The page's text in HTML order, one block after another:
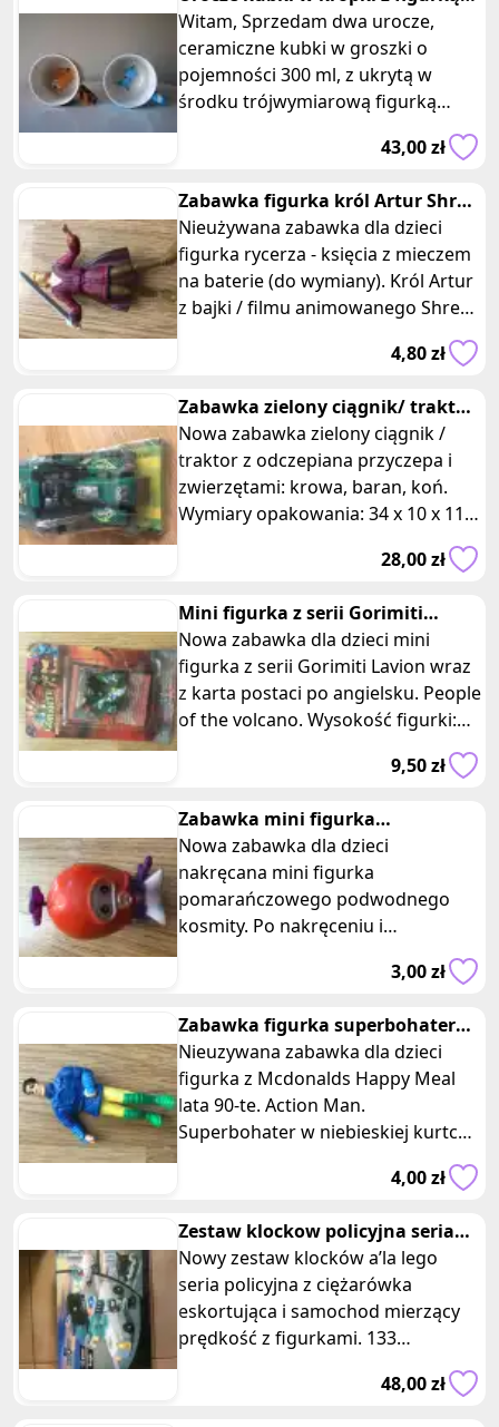
delfina i pieska w środku 3D
Witam, Sprzedam dwa urocze,
ceramiczne kubki w groszki o
pojemności 300 ml, z ukrytą w
środku trójwymiarową figurką
43,00 zł
Zabawka figurka król Artur Shrek
z mieczem Mcdonalds
Nieużywana zabawka dla dzieci
figurka rycerza - księcia z mieczem
na baterie (do wymiany). Król Artur
z bajki / filmu animowanego Shrek
4,80 zł
Zabawka zielony ciągnik/ traktor
z przyczepa i zwierzętami
Nowa zabawka zielony ciągnik /
traktor z odczepiana przyczepa i
zwierzętami: krowa, baran, koń.
Wymiary opakowania: 34 x 10 x 11
28,00 zł
Mini figurka z serii Gorimiti
Lavion z karta postaci po ang
Nowa zabawka dla dzieci mini
figurka z serii Gorimiti Lavion wraz
z karta postaci po angielsku. People
of the volcano. Wysokość figurki:
9,50 zł
Zabawka mini figurka
pomaranczowego kosmity
nakręcana
Nowa zabawka dla dzieci
nakręcana mini figurka
pomarańczowego podwodnego
kosmity. Po nakręceniu i
postawieniu na podłodze figurka
zaczyna się podnosić na swoich
3,00 zł
Zabawka figurka superbohatera
action man z Mcdonalds
Nieuzywana zabawka dla dzieci
figurka z Mcdonalds Happy Meal
lata 90-te. Action Man.
Superbohater w niebieskiej kurtce,
4,00 zł
Zestaw klockow policyjna seria
dwa auta figurki
Nowy zestaw klocków a’la lego
seria policyjna z ciężarówka
eskortująca i samochod mierzący
prędkość z figurkami. 133
elementy. Dla dzieci powyżej 6 lat.
48,00 zł